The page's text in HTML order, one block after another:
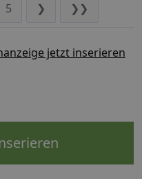
5 ❯ ❯❯
jetzt inserieren